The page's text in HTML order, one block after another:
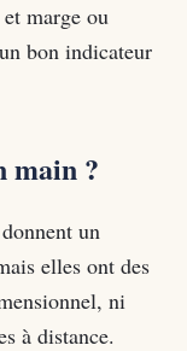
marge ou
bon indicateur
main ?
un
elles ont des
ni
à distance.